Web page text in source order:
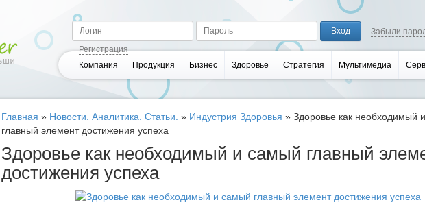
Забыли
Регистрация
Компания
Продукция Бизнес Здоровье Стратегия Мультимедиа
Главная » Новости. Аналитика. Статьи. » Индустрия Здоровья » Здоровье как необходимый
главный элемент достижения успеха
Здоровье как необходимый и самый главный
достижения успеха